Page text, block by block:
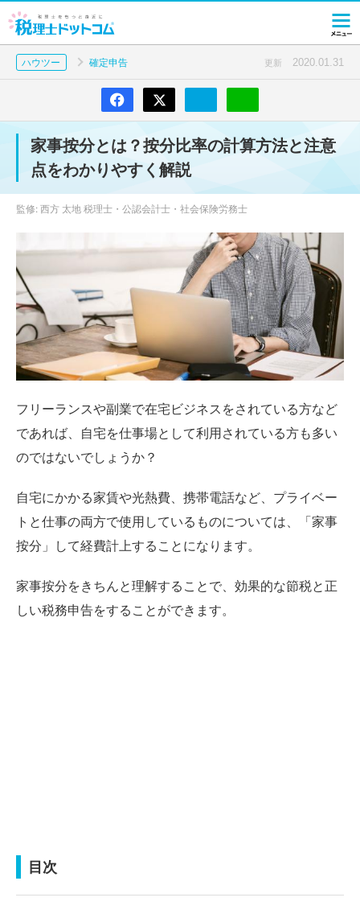
ハウツー 確定申告 更新 2020.01.31
家事按分とは？按分比率の計算方法と注意
点をわかりやすく解説
監修: 西方 太地 税理士・公認会計士・社会保険労務士
フリーランスや副業で在宅ビジネスをされている方など
であれば、自宅を仕事場として利用されている方も多い
のではないでしょうか？
自宅にかかる家賃や光熱費、携帯電話など、プライベー
トと仕事の両方で使用しているものについては、「家事
按分」して経費計上することになります。
家事按分をきちんと理解することで、効果的な節税と正
しい税務申告をすることができます。
目次